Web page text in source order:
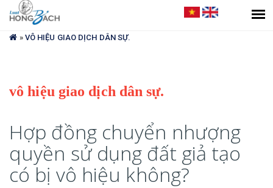
Bạn
đang
» VÔ HIỆU GIAO DỊCH DÂN SỰ.
vô hiệu giao dịch dân sự.
Hợp đồng chuyển nhượng
quyền sử dụng đất giả tạo
có bị vô hiệu không?